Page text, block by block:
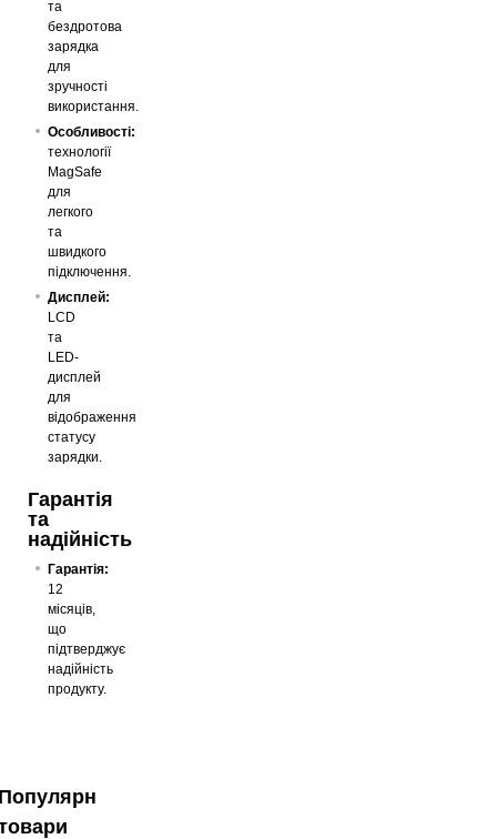
та
бездротова
зарядка
для
зручності
використання.
Особливості:
технології
MagSafe
для
легкого
та
швидкого
підключення.
Дисплей:
LCD
та
LED-
дисплей
для
відображення
статусу
зарядки.
Гарантія
та
надійність
Гарантія:
12
місяців,
що
підтверджує
надійність
продукту.